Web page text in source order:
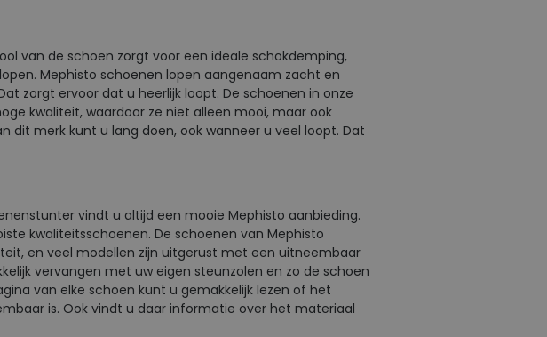
van de schoen zorgt voor een ideale schokdemping,
Mephisto schoenen lopen aangenaam zacht en
zorgt ervoor dat u heerlijk loopt. De schoenen in onze
kwaliteit, waardoor ze niet alleen mooi, maar ook
dit merk kunt u lang doen, ook wanneer u veel loopt. Dat
vindt u altijd een mooie Mephisto aanbieding.
kwaliteitsschoenen. De schoenen van Mephisto
en veel modellen zijn uitgerust met een uitneembaar
vervangen met uw eigen steunzolen en zo de schoen
van elke schoen kunt u gemakkelijk lezen of het
is. Ook vindt u daar informatie over het materiaal